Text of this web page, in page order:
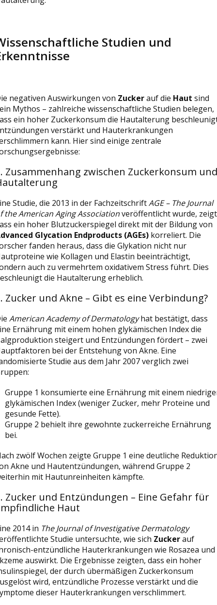
Studien und
negativen Auswirkungen von Zuckerauf die Haut sind
Mythos – zahlreiche wissenschaftliche Studien belegen,
ein hoher Zuckerkonsum die Hautalterung
verstärkt und Hauterkrankungen
kann. Hier sind einige zentrale
Zusammenhang zwischen Zuckerkonsum und
Studie, die 2013 in der FachzeitschriftAGE – The Journal
the American Aging Associationveröffentlicht wurde,
ein hoher Blutzuckerspiegel direkt mit der Bildung von
Glycation Endproducts (AGEs) korreliert. Die
fanden heraus, dass die Glykation nicht nur
wie Kollagen und Elastin beeinträchtigt,
auch zu vermehrtem oxidativem Stress führt. Dies
die Hautalterung erheblich.
Zucker und Akne – Gibt es eine Verbindung?
American Academy of Dermatologyhat bestätigt, dass
Ernährung mit einem hohen glykämischen Index die
steigert und Entzündungen fördert – zwei
bei der Entstehung von Akne. Eine
Studie aus dem Jahr 2007 verglich zwei
Gruppe 1 konsumierte eine Ernährung mit einem
glykämischen Index (weniger Zucker, mehr Proteine und
gesunde Fette).
Gruppe 2 behielt ihre gewohnte zuckerreiche Ernährung
bei.
zwölf Wochen zeigte Gruppe 1 eine deutliche
Akne und Hautentzündungen, während Gruppe 2
mit Hautunreinheiten kämpfte.
Zucker und Entzündungen – Eine Gefahr für
Haut
2014 in The Journal of Investigative Dermatology
Studie untersuchte, wie sich Zuckerauf
entzündliche Hauterkrankungen wie Rosazea und
auswirkt. Die Ergebnisse zeigten, dass ein hoher
der durch übermäßigen Zuckerkonsum
wird, entzündliche Prozesse verstärkt und die
dieser Hauterkrankungen verschlimmert.